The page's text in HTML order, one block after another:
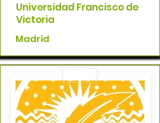
Universidad Francisco de
Victoria
Madrid